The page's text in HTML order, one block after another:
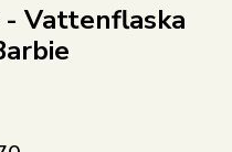
Vattenflaska